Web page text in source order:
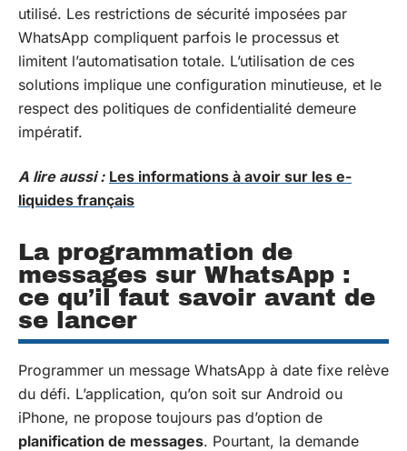
utilisé. Les restrictions de sécurité imposées par
WhatsApp compliquent parfois le processus et
limitent l’automatisation totale. L’utilisation de ces
solutions implique une configuration minutieuse, et le
respect des politiques de confidentialité demeure
impératif.
A lire aussi : Les informations à avoir sur les e-
liquides français
La programmation de
messages sur WhatsApp :
ce qu’il faut savoir avant de
se lancer
Programmer un message WhatsApp à date fixe relève
du défi. L’application, qu’on soit sur Android ou
iPhone, ne propose toujours pas d’option de
planification de messages. Pourtant, la demande